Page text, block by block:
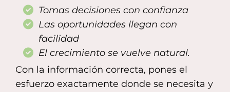
Tomas decisiones con confianza
Las oportunidades llegan con
facilidad
El crecimiento se vuelve natural.
Con la información correcta, pones el
esfuerzo exactamente donde se necesita y